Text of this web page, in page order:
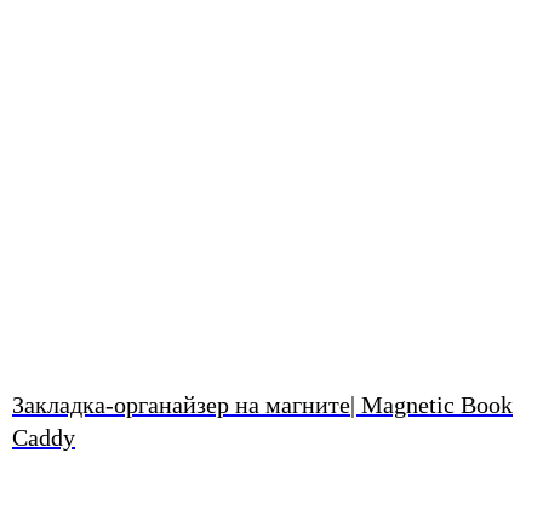
Закладка-органайзер на магните| Magnetic Book
Caddy